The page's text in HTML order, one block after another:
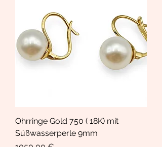
Ohrringe Gold 750 ( 18K) mit
Süßwasserperle 9mm